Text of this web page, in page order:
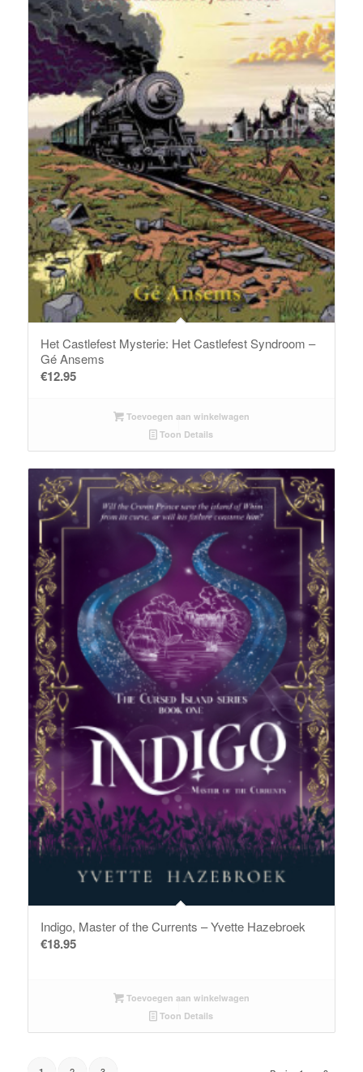
Het Castlefest Mysterie: Het Castlefest Syndroom –
Gé Ansems
€12.95
Toevoegen aan winkelwagen
Toon Details
Indigo, Master of the Currents – Yvette Hazebroek
€18.95
Toevoegen aan winkelwagen
Toon Details